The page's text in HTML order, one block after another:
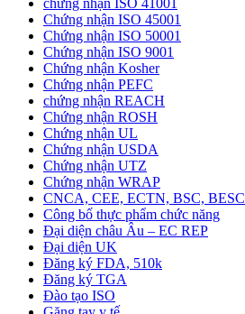
Chứng nhận ISO 45001
Chứng nhận ISO 50001
Chứng nhận ISO 9001
Chứng nhận Kosher
Chứng nhận PEFC
chứng nhận REACH
Chứng nhận ROSH
Chứng nhận UL
Chứng nhận USDA
Chứng nhận UTZ
Chứng nhận WRAP
CNCA, CEE, ECTN, BSC, BESC
Công bố thực phẩm chức năng
Đại diện châu Âu – EC REP
Đại diện UK
Đăng ký FDA, 510k
Đăng ký TGA
Đào tạo ISO